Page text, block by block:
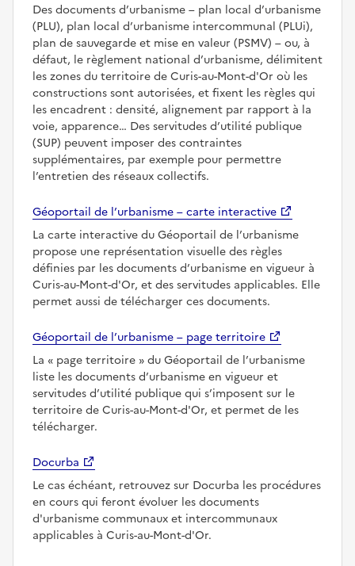
Des documents d’urbanisme – plan local d’urbanisme
(PLU), plan local d’urbanisme intercommunal (PLUi),
plan de sauvegarde et mise en valeur (PSMV) – ou, à
défaut, le règlement national d’urbanisme, délimitent
les zones du territoire de Curis-au-Mont-d'Or où les
constructions sont autorisées, et fixent les règles qui
les encadrent : densité, alignement par rapport à la
voie, apparence… Des servitudes d’utilité publique
(SUP) peuvent imposer des contraintes
supplémentaires, par exemple pour permettre
l’entretien des réseaux collectifs.
Géoportail de l’urbanisme – carte interactive
La carte interactive du Géoportail de l’urbanisme
propose une représentation visuelle des règles
définies par les documents d’urbanisme en vigueur à
Curis-au-Mont-d'Or, et des servitudes applicables. Elle
permet aussi de télécharger ces documents.
Géoportail de l’urbanisme – page territoire
La
page territoire
du Géoportail de l’urbanisme
liste les documents d’urbanisme en vigueur et
servitudes d’utilité publique qui s’imposent sur le
territoire de Curis-au-Mont-d'Or, et permet de les
télécharger.
Docurba
Le cas échéant, retrouvez sur Docurba les procédures
en cours qui feront évoluer les documents
d'urbanisme communaux et intercommunaux
applicables à Curis-au-Mont-d'Or.